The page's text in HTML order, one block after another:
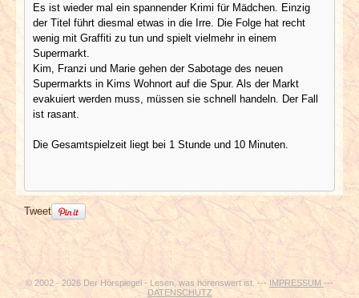
Es ist wieder mal ein spannender Krimi für Mädchen. Einzig
der Titel führt diesmal etwas in die Irre. Die Folge hat recht
wenig mit Graffiti zu tun und spielt vielmehr in einem
Supermarkt.
Kim, Franzi und Marie gehen der Sabotage des neuen
Supermarkts in Kims Wohnort auf die Spur. Als der Markt
evakuiert werden muss, müssen sie schnell handeln. Der Fall
ist rasant.
Die Gesamtspielzeit liegt bei 1 Stunde und 10 Minuten.
Tweet
© 2002 - 2026 Der Hörspiegel - Lesen, was hörenswert ist. ---IMPRESSUM ---
DATENSCHUTZ